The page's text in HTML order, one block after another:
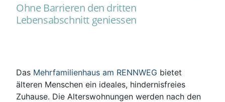
Ohne Barrieren den dritten
Lebensabschnitt geniessen
Das Mehrfamilienhaus am RENNWEG bietet
älteren Menschen ein ideales, hindernisfreies
Zuhause. Die Alterswohnungen werden nach den